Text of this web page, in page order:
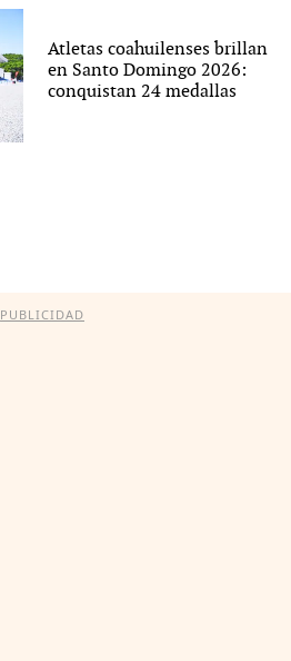
Atletas coahuilenses brillan
en Santo Domingo 2026:
conquistan 24 medallas
PUBLICIDAD